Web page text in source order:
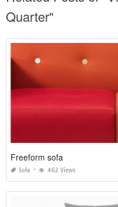
Quarter"
Freeform sofa
Sofa 462 Views